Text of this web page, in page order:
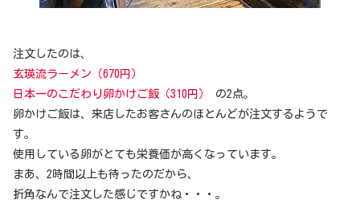
注文したのは、
玄瑛流ラーメン（670円）
日本一のこだわり卵かけご飯（310円） の2点。
卵かけご飯は、来店したお客さんのほとんどが注文するようで
す。
使用している卵がとても栄養価が高くなっています。
まあ、2時間以上も待ったのだから、
折角なんで注文した感じですかね・・・。